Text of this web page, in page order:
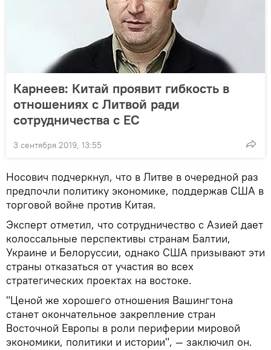
Карнеев: Китай проявит гибкость в
отношениях с Литвой ради
сотрудничества с ЕС
3 сентября 2019, 13:55
Носович подчеркнул, что в Литве в очередной раз
предпочли политику экономике, поддержав США в
торговой войне против Китая.
Эксперт отметил, что сотрудничество с Азией дает
колоссальные перспективы странам Балтии,
Украине и Белоруссии, однако США призывают эти
страны отказаться от участия во всех
стратегических проектах на востоке.
"Ценой же хорошего отношения Вашингтона
станет окончательное закрепление стран
Восточной Европы в роли периферии мировой
экономики, политики и истории", — заключил он.